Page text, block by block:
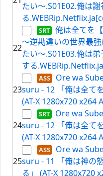
たい～.S01E02.俺は
る
22
俺は全てを
～逆勘違いの世界最
たい～.S01E03.俺は
する
23
Ore wa
suru - 12 「俺は全て
(AT-X 1280x720 x264
24
Ore wa
suru - 12 「俺は全て
(AT-X 1280x720 x264
25
Ore wa
suru - 11 「俺は神の
る」 (AT-X 1280x720